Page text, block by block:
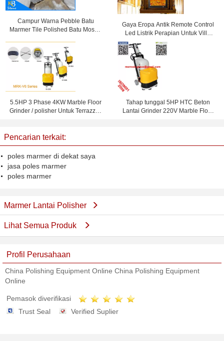
Campur Warna Pebble Batu
Marmer Tile Polished Batu Mosaic
Lantai
Gaya Eropa Antik Remote Control
Led Listrik Perapian Untuk Villa
Decoration
5.5HP 3 Phase 4KW Marble Floor
Grinder / polisher Untuk Terrazzo /
Tahap tunggal 5HP HTC Beton
Lantai Grinder 220V Marble Floor
Pencarian terkait:
poles marmer di dekat saya
jasa poles marmer
poles marmer
Marmer Lantai Polisher
Lihat Semua Produk
Profil Perusahaan
China Polishing Equipment Online China Polishing Equipment
Online
Pemasok diverifikasi
Trust Seal
Verified Suplier